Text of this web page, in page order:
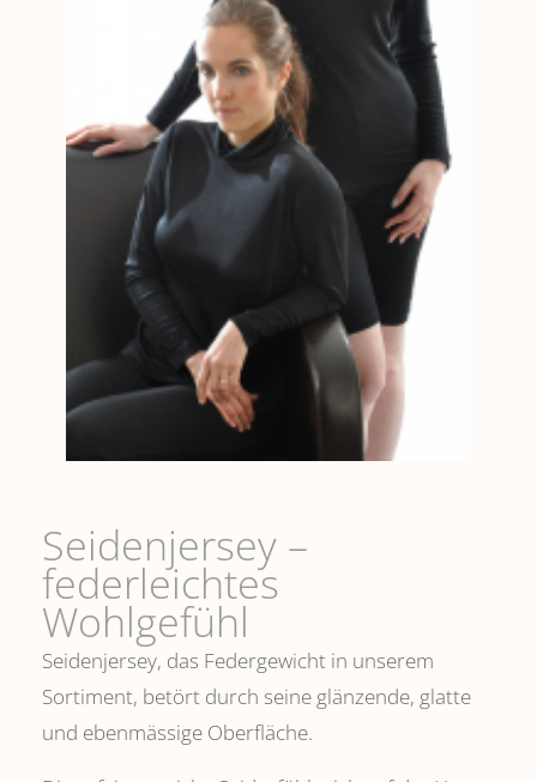
Seidenjersey –
federleichtes
Wohlgefühl
Seidenjersey, das Federgewicht in unserem
Sortiment, betört durch seine glänzende, glatte
und ebenmässige Oberfläche.